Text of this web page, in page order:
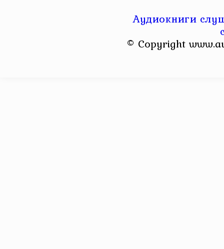
Аудиокниги
© Copyright